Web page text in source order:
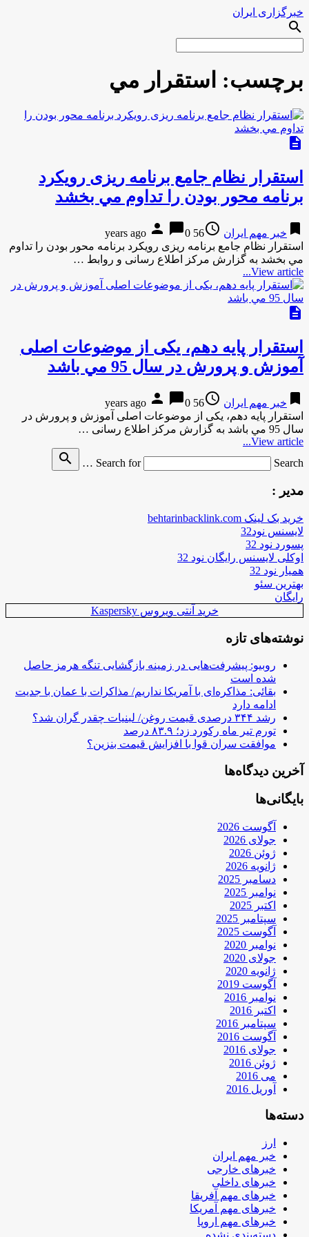
خبرگزاری ایران
search
برچسب: استقرار مي
description
استقرار نظام جامع برنامه ریزی رویکرد
برنامه محور بودن را تداوم مي بخشد
bookmark خبر مهم ایران access_time
56 years ago
person chat_bubble0
استقرار نظام جامع برنامه ریزی رویکرد برنامه محور بودن را تداوم
مي بخشد به گزارش مركز اطلاع رسانی و روابط …
View article...
description
استقرار پایه دهم، یکی از موضوعات اصلی
آموزش و پرورش در سال 95 مي باشد
bookmark خبر مهم ایران access_time
56 years ago
person chat_bubble0
استقرار پایه دهم، یکی از موضوعات اصلی آموزش و پرورش در
سال 95 مي باشد به گزارش مركز اطلاع رسانی …
View article...
Search for
Search …
search
مدیر :
خرید بک لینک behtarinbacklink.com
لایسنس نود32
پسورد نود 32
اوکلی لایسنس رایگان نود 32
همیار نود 32
بهترین سئو
رایگان
خرید آنتی ویروس Kaspersky
نوشته‌های تازه
روبیو: پیشرفت‌هایی در زمینه بازگشایی تنگه هرمز حاصل
شده است
بقائی: مذاکره‌ای با آمریکا نداریم/ مذاکرات با عمان با جدیت
ادامه دارد
رشد ۳۴۴ درصدی قیمت روغن/ لبنیات چقدر گران شد؟
تورم تیر ماه رکورد زد؛ ۸۳.۹ درصد
موافقت سران قوا با افزایش قیمت بنزین؟
آخرین دیدگاه‌ها
بایگانی‌ها
آگوست 2026
جولای 2026
ژوئن 2026
ژانویه 2026
دسامبر 2025
نوامبر 2025
اکتبر 2025
سپتامبر 2025
آگوست 2025
نوامبر 2020
جولای 2020
ژانویه 2020
آگوست 2019
نوامبر 2016
اکتبر 2016
سپتامبر 2016
آگوست 2016
جولای 2016
ژوئن 2016
می 2016
آوریل 2016
دسته‌ها
ارز
خبر مهم ایران
خبرهای خارجی
خبرهای داخلی
خبرهای مهم آفریقا
خبرهای مهم آمریکا
خبرهای مهم اروپا
دسته‌بندی نشده